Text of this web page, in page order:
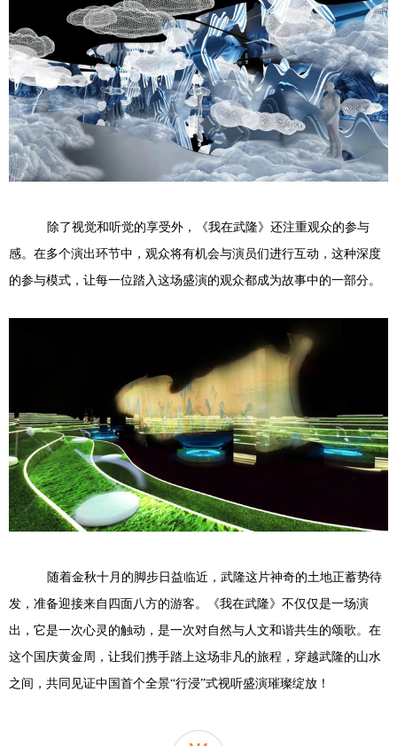
除了视觉和听觉的享受外，《我在武隆》还注重观众的参与
感。在多个演出环节中，观众将有机会与演员们进行互动，这种深度
的参与模式，让每一位踏入这场盛演的观众都成为故事中的一部分。
随着金秋十月的脚步日益临近，武隆这片神奇的土地正蓄势待
发，准备迎接来自四面八方的游客。《我在武隆》不仅仅是一场演
出，它是一次心灵的触动，是一次对自然与人文和谐共生的颂歌。在
这个国庆黄金周，让我们携手踏上这场非凡的旅程，穿越武隆的山水
之间，共同见证中国首个全景“行浸”式视听盛演璀璨绽放！